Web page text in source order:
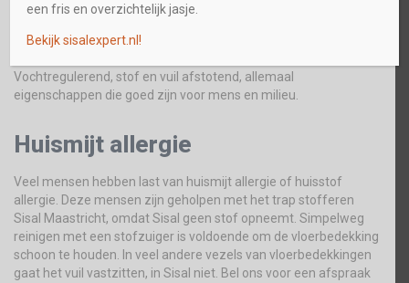
overzicht van onze prachtige collectie. Geef uw huis een nieuwe
kunt u de Sisal ook kamerbreed laten leggen als vloerbedekking.
Vochtregulerend, stof en vuil afstotend, allemaal
eigenschappen die goed zijn voor mens en milieu.
Huismijt allergie
Veel mensen hebben last van huismijt allergie of huisstof
allergie. Deze mensen zijn geholpen met het trap stofferen
Sisal Maastricht, omdat Sisal geen stof opneemt. Simpelweg
reinigen met een stofzuiger is voldoende om de vloerbedekking
schoon te houden. In veel andere vezels van vloerbedekkingen
gaat het vuil vastzitten, in Sisal niet. Bel ons voor een afspraak
een fris en overzichtelijk jasje.
Bekijk sisalexpert.nl!